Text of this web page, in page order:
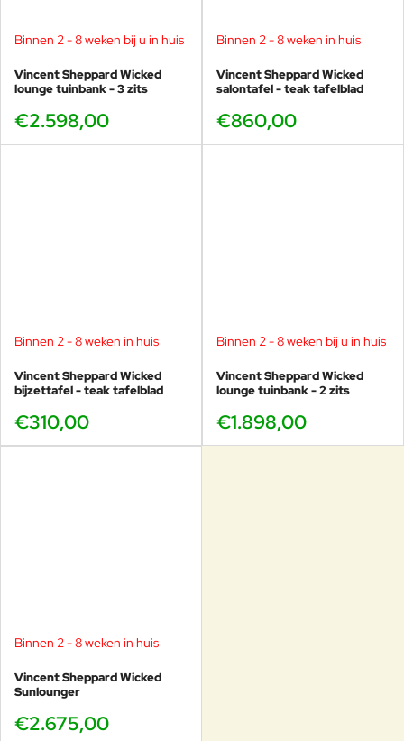
Binnen 2 - 8 weken bij u in huis
Vincent Sheppard Wicked
lounge tuinbank - 3 zits
€2.598,00
Binnen 2 - 8 weken in huis
Vincent Sheppard Wicked
salontafel - teak tafelblad
€860,00
Binnen 2 - 8 weken in huis
Vincent Sheppard Wicked
bijzettafel - teak tafelblad
€310,00
Binnen 2 - 8 weken bij u in huis
Vincent Sheppard Wicked
lounge tuinbank - 2 zits
€1.898,00
Binnen 2 - 8 weken in huis
Vincent Sheppard Wicked
Sunlounger
€2.675,00